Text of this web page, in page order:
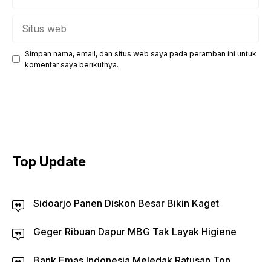
Simpan nama, email, dan situs web saya pada peramban ini untuk
komentar saya berikutnya.
Top Update
Sidoarjo Panen Diskon Besar Bikin Kaget
Geger Ribuan Dapur MBG Tak Layak Higiene